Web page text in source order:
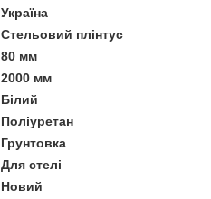
Україна
Стельовий плінтус
80 мм
2000 мм
Білий
Поліуретан
Грунтовка
Для стелі
Новий